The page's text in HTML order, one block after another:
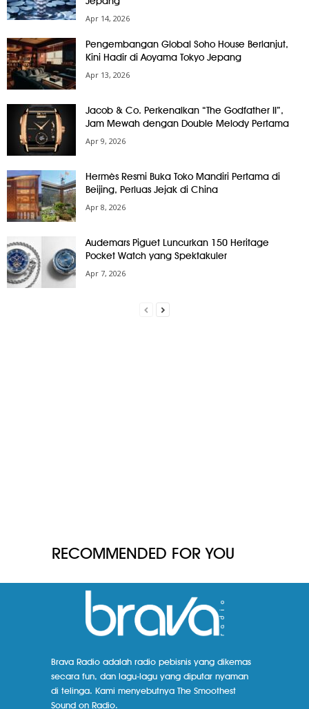
Apr 14, 2026
Pengembangan Global Soho House Berlanjut,
Kini Hadir di Aoyama Tokyo Jepang
Apr 13, 2026
Jacob & Co. Perkenalkan “The Godfather II”,
Jam Mewah dengan Double Melody Pertama
Apr 9, 2026
Hermès Resmi Buka Toko Mandiri Pertama di
Beijing, Perluas Jejak di China
Apr 8, 2026
Audemars Piguet Luncurkan 150 Heritage
Pocket Watch yang Spektakuler
Apr 7, 2026
RECOMMENDED FOR YOU
Brava Radio adalah radio pebisnis yang dikemas
secara fun, dan lagu-lagu yang diputar nyaman
di telinga. Kami menyebutnya The Smoothest
Sound on Radio.